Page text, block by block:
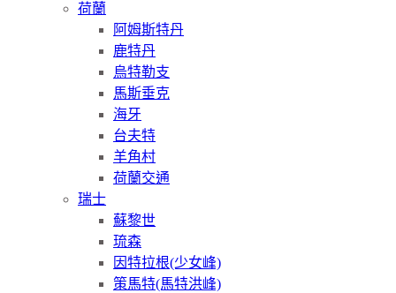
荷蘭
阿姆斯特丹
鹿特丹
烏特勒支
馬斯垂克
海牙
台夫特
羊角村
荷蘭交通
瑞士
蘇黎世
琉森
因特拉根(少女峰)
策馬特(馬特洪峰)